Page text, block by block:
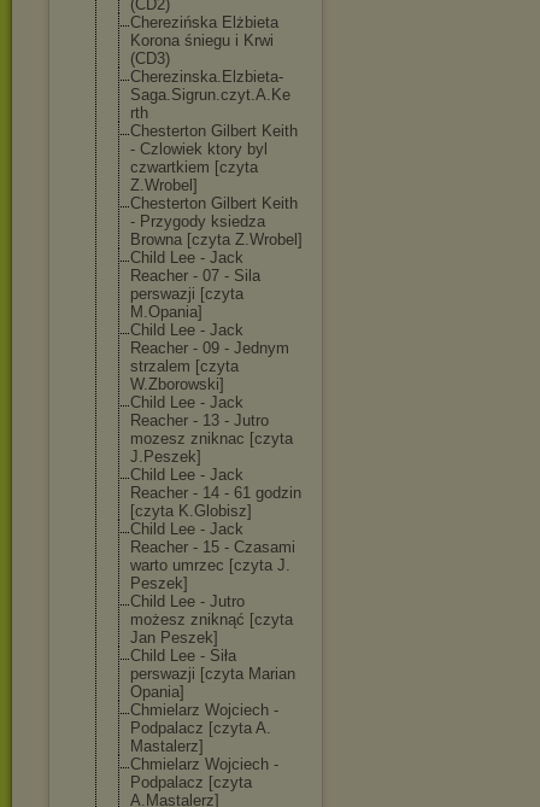
(CD2)
Cherezińska Elżbieta
Korona śniegu i Krwi
(CD3)
Cherezinska.El zbieta-
Saga.Sigrun.czyt.A.Ke
rth
Chesterton Gilbert Keith
- Czlowiek ktory byl
czwartkiem [czyta
Z.Wrobel]
Chesterton Gilbert Keith
- Przygody ksiedza
Browna [czyta Z.Wrobel]
Child Lee - Jack
Reacher - 07 - Sila
perswazji [czyta
M.Opania]
Child Lee - Jack
Reacher - 09 - Jednym
strzalem [czyta
W.Zborowski]
Child Lee - Jack
Reacher - 13 - Jutro
mozesz zniknac [czyta
J.Peszek]
Child Lee - Jack
Reacher - 14 - 61 godzin
[czyta K.Globisz]
Child Lee - Jack
Reacher - 15 - Czasami
warto umrzec [czyta J.
Peszek]
Child Lee - Jutro
możesz zniknąć [czyta
Jan Peszek]
Child Lee - Siła
perswazji [czyta Marian
Opania]
Chmielarz Wojciech -
Podpalacz [czyta A.
Mastalerz]
Chmielarz Wojciech -
Podpalacz [czyta
A.Mastalerz]